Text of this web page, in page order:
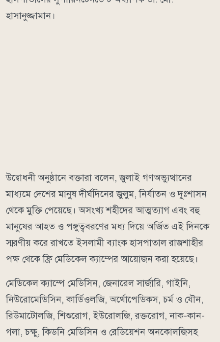
হাসানুজ্জামান।
উদ্বোধনী অনুষ্ঠানে বক্তারা বলেন, জুলাই গণঅভ্যুত্থানের
মাধ্যমে দেশের মানুষ দীর্ঘদিনের জুলুম, নির্যাতন ও দুঃশাসন
থেকে মুক্তি পেয়েছে। অসংখ্য শহীদের আত্মত্যাগ এবং বহু
মানুষের আহত ও পঙ্গুত্ববরণের মধ্য দিয়ে অর্জিত এই দিনকে
স্মরণীয় করে রাখতে ইসলামী ব্যাংক হাসপাতাল রাজশাহীর
পক্ষ থেকে ফ্রি মেডিকেল ক্যাম্পের আয়োজন করা হয়েছে।
মেডিকেল ক্যাম্পে মেডিসিন, জেনারেল সার্জারি, গাইনি,
নিউরোমেডিসিন, কার্ডিওলজি, অর্থোপেডিকস, চর্ম ও যৌন,
রিউমাটোলজি, শিশুরোগ, ইউরোলজি, রক্তরোগ, নাক-কান-
গলা, চক্ষু, কিডনি মেডিসিন ও রেডিয়েশন অনকোলজিসহ